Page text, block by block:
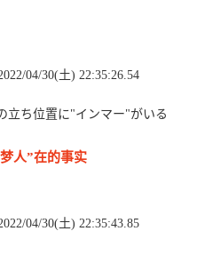
04/30(土) 22:35:26.54
立ち位置に"インマー"がいる
人”在的事实
04/30(土) 22:35:43.85